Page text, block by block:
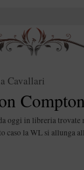
Cavallari
oggi in libreria trovate
caso la WL si allunga